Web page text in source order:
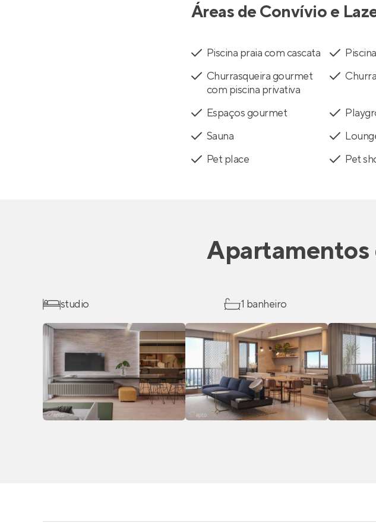
Áreas de Convívio e
Piscina praia com cascata
Churrasqueira gourmet
com piscina privativa
Espaços gourmet
Sauna
Pet place
Pet
Apartamentos
studio 1 banheiro